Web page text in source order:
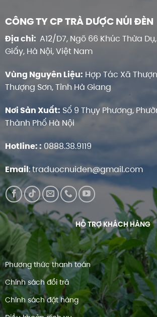
CÔNG TY CP TRÀ DƯỢC NÚI ĐÈN
Địa chỉ: A12/D7, Ngõ 66 Khúc Thừa
Giấy, Hà Nội, Việt Nam
Vùng Nguyên Liệu: Hợp Tác Xã
Thượng Sơn, Tỉnh Hà Giang
Nơi Sản Xuất: Số 9 Thụy Phương,
Thành Phố Hà Nội
Hotline::0888.38.9119
Email:traduocnuiden@gmail.com
HỖ TRỢ KHÁCH HÀNG
Phương thức thanh toán
Chính sách đổi trả
Chính sách đặt hàng